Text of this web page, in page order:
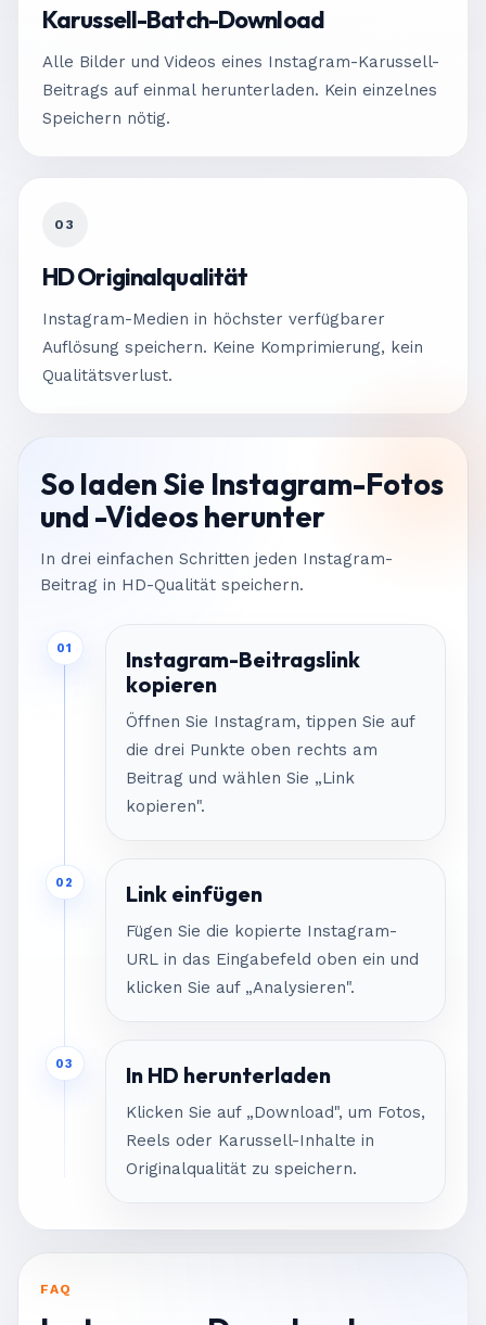
Karussell-Batch-Download
Alle Bilder und Videos eines Instagram-Karussell-
Beitrags auf einmal herunterladen. Kein einzelnes
Speichern nötig.
03
HD Originalqualität
Instagram-Medien in höchster verfügbarer
Auflösung speichern. Keine Komprimierung, kein
Qualitätsverlust.
So laden Sie Instagram-Fotos
und -Videos herunter
In drei einfachen Schritten jeden Instagram-
Beitrag in HD-Qualität speichern.
01
Instagram-Beitragslink
kopieren
Öffnen Sie Instagram, tippen Sie auf
die drei Punkte oben rechts am
Beitrag und wählen Sie „Link
kopieren".
02 Link einfügen
Fügen Sie die kopierte Instagram-
URL in das Eingabefeld oben ein und
klicken Sie auf „Analysieren".
03 In HD herunterladen
Klicken Sie auf „Download", um Fotos,
Reels oder Karussell-Inhalte in
Originalqualität zu speichern.
FAQ